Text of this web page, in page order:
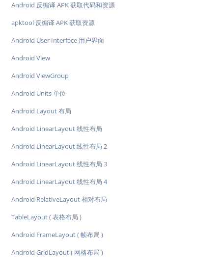
Android 反编译 APK 获取代码和资源
apktool 反编译 APK 获取资源
Android User Interface 用户界面
Android View
Android ViewGroup
Android Units 单位
Android Layout 布局
Android LinearLayout 线性布局
Android LinearLayout 线性布局 2
Android LinearLayout 线性布局 3
Android LinearLayout 线性布局 4
Android RelativeLayout 相对布局
TableLayout ( 表格布局 )
Android FrameLayout ( 帧布局 )
Android GridLayout ( 网格布局 )